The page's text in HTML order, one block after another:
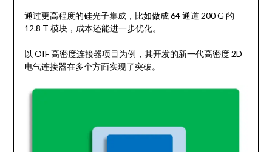
通过更高程度的硅光子集成，比如做成 64 通道 200 G 的
12.8 T 模块，成本还能进一步优化。
以 OIF 高密度连接器项目为例，其开发的新一代高密度 2D
电气连接器在多个方面实现了突破。